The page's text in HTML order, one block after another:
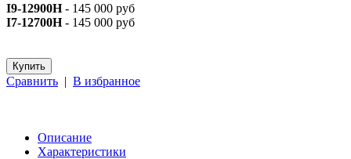
I9-12900H- 145 000 руб
I7-12700H- 145 000 руб
Сравнить | В избранное
Описание
Характеристики